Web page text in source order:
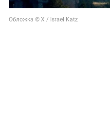
Обложка © X / Israel Katz